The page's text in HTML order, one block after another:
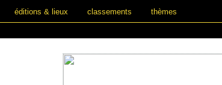
éditions & lieux classements thèmes